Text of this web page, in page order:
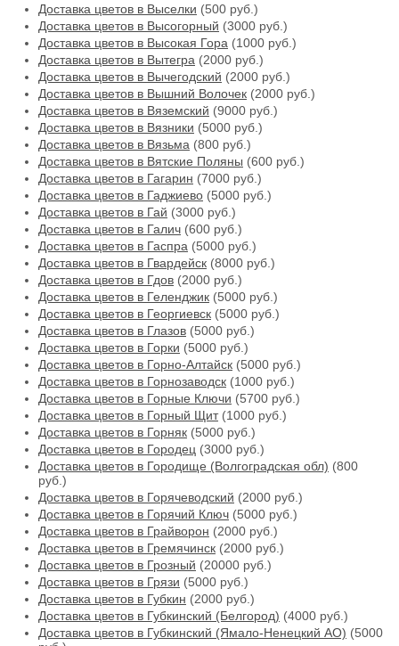
Доставка цветов в Выселки (500 руб.)
Доставка цветов в Высогорный (3000 руб.)
Доставка цветов в Высокая Гора (1000 руб.)
Доставка цветов в Вытегра (2000 руб.)
Доставка цветов в Вычегодский (2000 руб.)
Доставка цветов в Вышний Волочек (2000 руб.)
Доставка цветов в Вяземский (9000 руб.)
Доставка цветов в Вязники (5000 руб.)
Доставка цветов в Вязьма (800 руб.)
Доставка цветов в Вятские Поляны (600 руб.)
Доставка цветов в Гагарин (7000 руб.)
Доставка цветов в Гаджиево (5000 руб.)
Доставка цветов в Гай (3000 руб.)
Доставка цветов в Галич (600 руб.)
Доставка цветов в Гаспра (5000 руб.)
Доставка цветов в Гвардейск (8000 руб.)
Доставка цветов в Гдов (2000 руб.)
Доставка цветов в Геленджик (5000 руб.)
Доставка цветов в Георгиевск (5000 руб.)
Доставка цветов в Глазов (5000 руб.)
Доставка цветов в Горки (5000 руб.)
Доставка цветов в Горно-Алтайск (5000 руб.)
Доставка цветов в Горнозаводск (1000 руб.)
Доставка цветов в Горные Ключи (5700 руб.)
Доставка цветов в Горный Щит(1000 руб.)
Доставка цветов в Горняк (5000 руб.)
Доставка цветов в Городец (3000 руб.)
Доставка цветов в Городище (Волгоградская обл) (800
руб.)
Доставка цветов в Горячеводский (2000 руб.)
Доставка цветов в Горячий Ключ (5000 руб.)
Доставка цветов в Грайворон (2000 руб.)
Доставка цветов в Гремячинск (2000 руб.)
Доставка цветов в Грозный (20000 руб.)
Доставка цветов в Грязи (5000 руб.)
Доставка цветов в Губкин (2000 руб.)
Доставка цветов в Губкинский (Белгород) (4000 руб.)
Доставка цветов в Губкинский (Ямало-Ненецкий АО) (5000